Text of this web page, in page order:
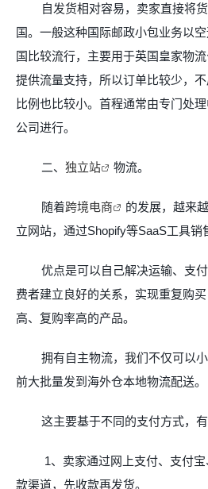
自发货相对容易，卖家直接将
国。一般这种国际邮政小包业务以
国比较流行，主要用于英国皇家物
提供流量支持，所以订单比较少，
比例也比较小。首程通常由专门处
公司进行。
二、 独立站 物流。
随着跨境电商
的发展，越来
立网站，通过Shopify等SaaS工具销
优点是可以自己解决运输、支
费者建立良好的关系，实现重复购
高、复购率高的产品。
拥有自主物流，我们不仅可以
前大批量发到海外仓本地物流配送。
这主要基于不同的支付方式，有
1、卖家通过网上支付、支付
款渠道，先收款再发货。